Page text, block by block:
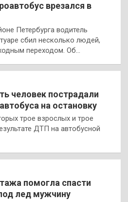
врезался в
Петербурга водитель
сбил несколько людей,
переходом. Об…
человек пострадали
на остановку
трое взрослых и трое
ДТП на автобусной
помогла спасти
лед мужчину